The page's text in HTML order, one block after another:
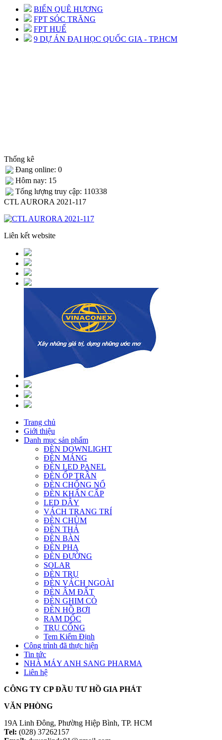
BIỂN QUÊ HƯƠNG
FPT SÓC TRĂNG
FPT HUẾ
9 DỰ ÁN ĐẠI HỌC QUỐC GIA - TP.HCM
Thống kê
Đang online: 0
Hôm nay: 15
Tống lượng truy cập: 110338
CTL AURORA 2021-117
Liên kết website
Trang chủ
Giới thiệu
Danh mục sản phẩm
ĐÈN DOWNLIGHT
ĐÈN MÁNG
ĐÈN LED PANEL
ĐÈN ỐP TRẦN
ĐÈN CHỐNG NỔ
ĐÈN KHẨN CẤP
LED DÂY
VÁCH TRANG TRÍ
ĐÈN CHÙM
ĐÈN THẢ
ĐÈN BÀN
ĐÈN PHA
ĐÈN ĐƯỜNG
SOLAR
ĐÈN TRỤ
ĐÈN VÁCH NGOÀI
ĐÈN ÂM ĐẤT
ĐÈN GHIM CỎ
ĐÈN HỒ BƠI
RAM DỐC
TRỤ CỔNG
Tem Kiểm Định
Công trình đã thực hiện
Tin tức
NHÀ MÁY ANH SANG PHARMA
Liên hệ
CÔNG TY CP ĐẦU TƯ HỒ GIA PHÁT
VĂN PHÒNG
19A Linh Đông, Phường Hiệp Bình, TP. HCM
Tel: (028) 37262157